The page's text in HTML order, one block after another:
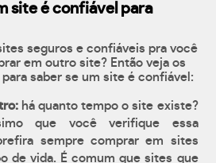
site é confiável para
seguros e confiáveis pra você
em outro site? Então veja os
saber se um site é confiável:
há quanto tempo o site existe?
que você verifique essa
sempre comprar em sites
de vida. É comum que sites que